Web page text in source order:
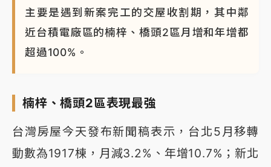
主要是遇到新案完工的交屋收割期，其中鄰
近台積電廠區的楠梓、橋頭2區月增和年增都
超過100%。
楠梓、橋頭2區表現最強
台灣房屋今天發布新聞稿表示，台北5月移轉
動數為1917棟，月減3.2%、年增10.7%；新北